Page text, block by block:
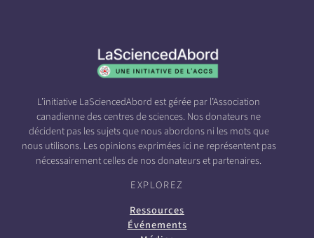
L’initiative LaSciencedAbord est gérée par l’Association
canadienne des centres de sciences. Nos donateurs ne
décident pas les sujets que nous abordons ni les mots que
nous utilisons. Les opinions exprimées ici ne représentent pas
nécessairement celles de nos donateurs et partenaires.
EXPLOREZ
Ressources
Événements